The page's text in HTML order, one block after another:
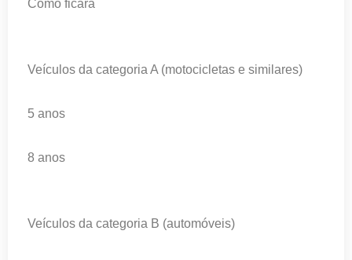
Como ficará
Veículos da categoria A (motocicletas e similares)
5 anos
8 anos
Veículos da categoria B (automóveis)